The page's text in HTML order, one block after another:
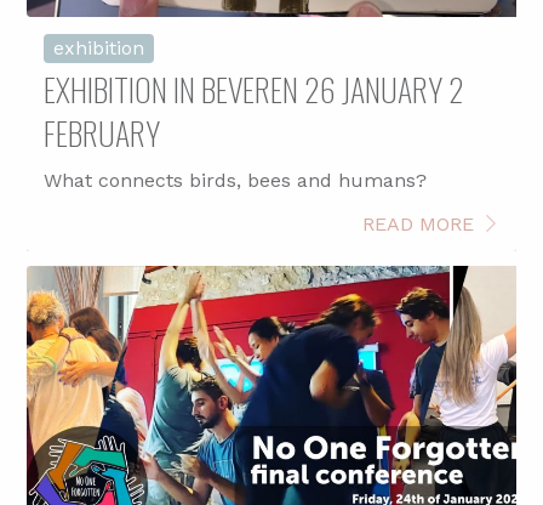
exhibition
EXHIBITION IN BEVEREN 26 JANUARY 2
FEBRUARY
What connects birds, bees and humans?
READ MORE